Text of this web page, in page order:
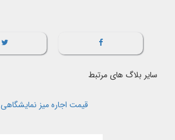
سایر بلاگ های مرتبط
قیمت اجاره میز نمایشگاهی